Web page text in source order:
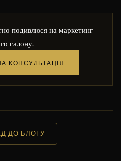
подивлюся на маркетинг
салону.
КОНСУЛЬТАЦІЯ
ДО БЛОГУ